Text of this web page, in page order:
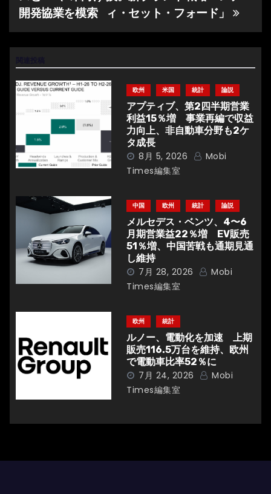
稿
ナ
ゲ
ー
シ
ョ
ィ・セット・フォード」
開発協業を模索
欧州 米国 統計 論説
アプティブ、第2四半期営業
利益15％増 事業再編で収益
力向上、非自動車分野も2ケ
タ成長
8月 5, 2026
Mobi
Times編集室
中国 欧州 統計 論説
メルセデス・ベンツ、4〜6
月期営業益22％増 EV販売
51％増、中国苦戦も通期見通
し維持
7月 28, 2026
Mobi
Times編集室
欧州 統計
ルノー、電動化を加速 上期
販売116.5万台を維持、欧州
で電動車比率52％に
7月 24, 2026
Mobi
Times編集室